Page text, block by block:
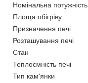
Номінальна потужність
Площа обігріву
Призначення печі
Розташування печі
Стан
Теплоємність печі
Тип кам'янки